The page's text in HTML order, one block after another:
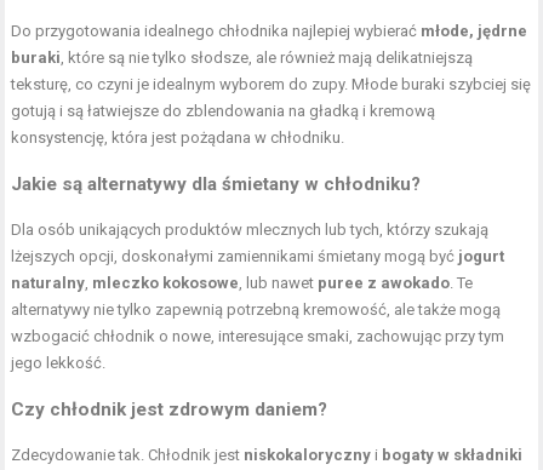
Do przygotowania idealnego chłodnika najlepiej wybierać młode, jędrne
buraki , które są nie tylko słodsze, ale również mają delikatniejszą
teksturę, co czyni je idealnym wyborem do zupy. Młode buraki szybciej się
gotują i są łatwiejsze do zblendowania na gładką i kremową
konsystencję, która jest pożądana w chłodniku.
Jakie są alternatywy dla śmietany w chłodniku?
Dla osób unikających produktów mlecznych lub tych, którzy szukają
lżejszych opcji, doskonałymi zamiennikami śmietany mogą być jogurt
naturalny mleczko kokosowe , lub nawet puree z awokado . Te
alternatywy nie tylko zapewnią potrzebną kremowość, ale także mogą
wzbogacić chłodnik o nowe, interesujące smaki, zachowując przy tym
jego lekkość.
Czy chłodnik jest zdrowym daniem?
Zdecydowanie tak. Chłodnik jest niskokaloryczny i bogaty w składniki